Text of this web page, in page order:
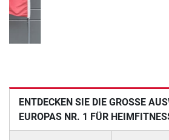
ENTDECKEN SIE DIE GROSSE
UROPAS NR. 1 FÜR